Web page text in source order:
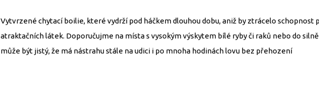
Vytvrzené chytací boilie, které vydrží pod háčkem dlouhou dobu, aniž by ztrácelo schopnost
atraktačních látek. Doporučujme na místa s vysokým výskytem bílé ryby či raků nebo do
může být jistý, že má nástrahu stále na udici i po mnoha hodinách lovu bez přehození